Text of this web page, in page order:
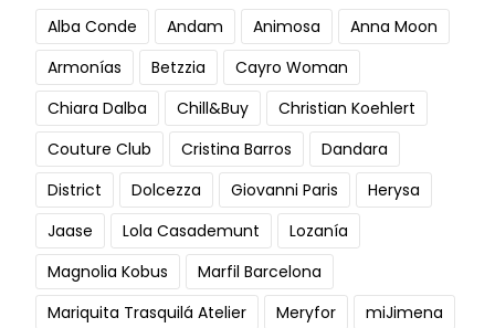
Alba Conde Andam Animosa
Anna Moon
Armonías
Betzzia
Cayro Woman
Chiara Dalba
Chill&Buy
Christian Koehlert
Couture Club
Cristina Barros
Dandara
District
Dolcezza Giovanni Paris
Herysa
Jaase
Lola Casademunt
Lozanía
Magnolia Kobus
Marfil Barcelona
Mariquita Trasquilá Atelier
Meryfor
miJimena